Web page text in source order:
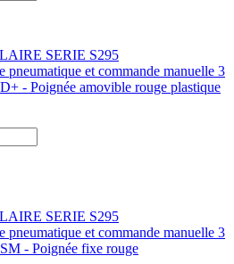
SERIE S295
et commande manuelle 3
- Poignée amovible rouge plastique
SERIE S295
et commande manuelle 3
- Poignée fixe rouge